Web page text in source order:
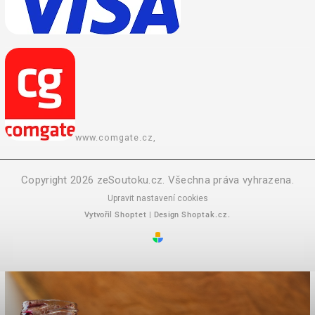
www.comgate.cz,
Copyright 2026 zeSoutoku.cz. Všechna práva vyhrazena.
Upravit nastavení cookies
Vytvořil Shoptet | Design Shoptak.cz.